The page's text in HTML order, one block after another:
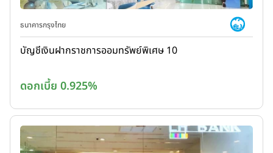
ธนาคารกรุงไทย
บัญชีเงินฝากราชการออมทรัพย์พิเศษ 10
ดอกเบี้ย 0.925%